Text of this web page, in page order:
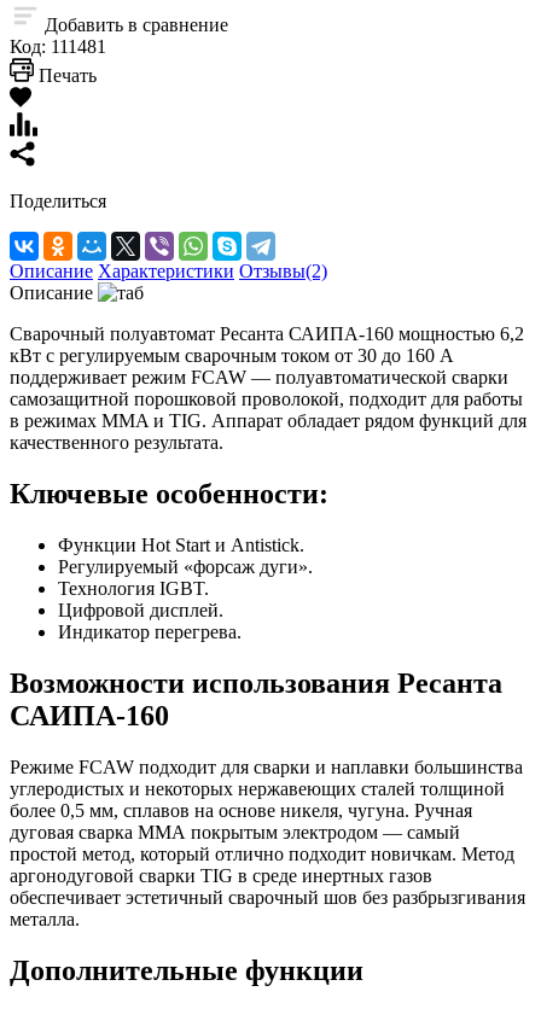
Добавить в сравнение
Код: 111481
Печать
Поделиться
Описание Характеристики Отзывы(2)
Описание
Сварочный полуавтомат Ресанта САИПА-160 мощностью 6,2
кВт с регулируемым сварочным током от 30 до 160 А
поддерживает режим FCAW — полуавтоматической сварки
самозащитной порошковой проволокой, подходит для работы
в режимах MMA и TIG. Аппарат обладает рядом функций для
качественного результата.
Ключевые особенности:
Функции Hot Start и Antistick.
Регулируемый «форсаж дуги».
Технология IGBT.
Цифровой дисплей.
Индикатор перегрева.
Возможности использования Ресанта
САИПА-160
Режиме FCAW подходит для сварки и наплавки большинства
углеродистых и некоторых нержавеющих сталей толщиной
более 0,5 мм, сплавов на основе никеля, чугуна. Ручная
дуговая сварка ММА покрытым электродом — самый
простой метод, который отлично подходит новичкам. Метод
аргонодуговой сварки TIG в среде инертных газов
обеспечивает эстетичный сварочный шов без разбрызгивания
металла.
Дополнительные функции